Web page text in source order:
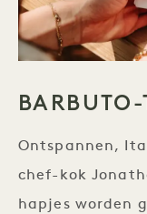
Ontspannen,
chef-kok
hapjes worden